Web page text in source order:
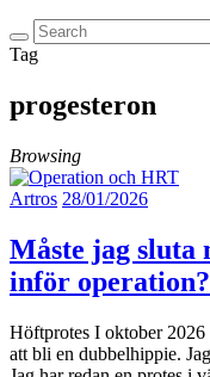
Tag
progesteron
Browsing
Artros 28/01/2026
Måste jag sluta
inför operation?
Höftprotes I oktober
att bli en dubbelhippie.